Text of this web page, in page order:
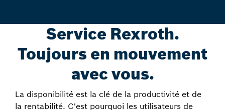
Service Rexroth.
Toujours en mouvement
avec vous.
La disponibilité est la clé de la productivité et de
la rentabilité. C'est pourquoi les utilisateurs de